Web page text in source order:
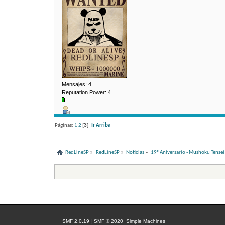
Mensajes: 4
Reputation Power: 4
Páginas: 1 2 [3]
Ir Arriba
RedLineSP » RedLineSP» Noticias » 19° Aniversario - Mushoku
SMF 2.0.19 |SMF © 2020 ,Simple Machines